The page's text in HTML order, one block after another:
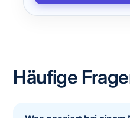
Häufige